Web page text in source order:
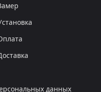
данных